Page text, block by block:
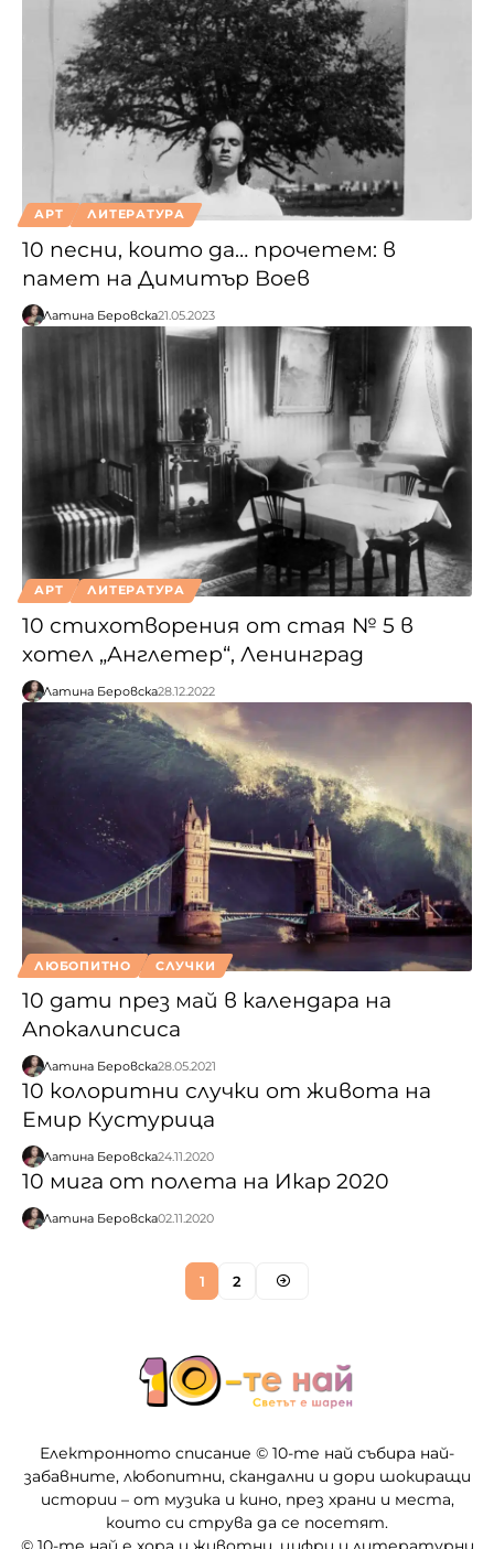
АРТ ЛИТЕРАТУРА
10 песни, които да… прочетем: в
памет на Димитър Воев
Латина Беровска21.05.2023
АРТ ЛИТЕРАТУРА
10 стихотворения от стая № 5 в
хотел „Англетер“, Ленинград
Латина Беровска28.12.2022
ЛЮБОПИТНО СЛУЧКИ
10 дати през май в календара на
Апокалипсиса
Латина Беровска28.05.2021
10 колоритни случки от живота на
Емир Кустурица
Латина Беровска24.11.2020
10 мига от полета на Икар 2020
Латина Беровска02.11.2020
1 2
Електронното списание © 10-те най събира най-
забавните, любопитни, скандални и дори шокиращи
истории – от музика и кино, през храни и места,
които си струва да се посетят.